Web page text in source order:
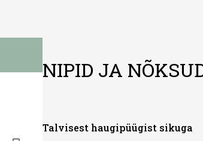
NIPID JA
Talvisest haugipüügist sikuga